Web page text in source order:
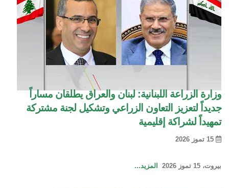
وزارة الزراعة اللبنانية: لبنان والعراق يطلقان مساراً
جديداً لتعزيز التعاون الزراعي وتشكيل لجنة مشتركة
تمهيداً لشراكة إقليمية
بيروت، 15 تموز 2026 المزيد...